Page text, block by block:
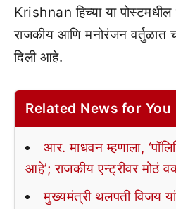
Krishnan हिच्या या पोस्टमधील
राजकीय आणि मनोरंजन
दिली आहे.
Related News for You
आर. माधवन म्हणाला,
आहे’; राजकीय एन्ट्रीवर मोठं
मुख्यमंत्री थलपती विजय